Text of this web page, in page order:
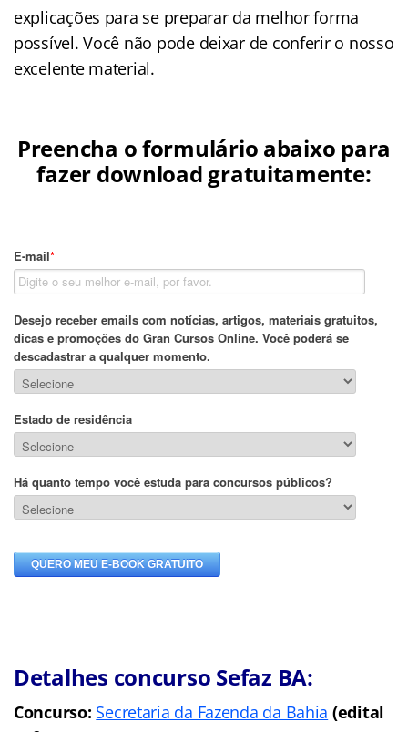
explicações para se preparar da melhor forma
possível. Você não pode deixar de conferir o nosso
excelente material.
Preencha o formulário abaixo para
fazer download gratuitamente:
Detalhes concurso Sefaz BA:
Concurso: Secretaria da Fazenda da Bahia (edital